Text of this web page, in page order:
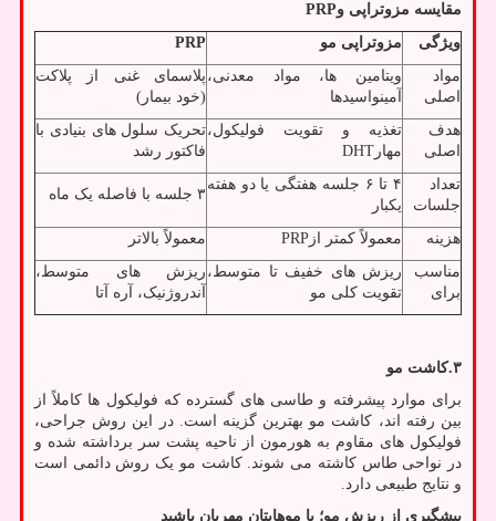
مقایسه مزوتراپی وPRP
ویژگی
مزوتراپی مو
PRP
مواد
اصلی
ویتامین ها، مواد معدنی،
آمینواسیدها
پلاسمای غنی از پلاکت
(خود بیمار)
هدف
اصلی
تغذیه و تقویت فولیکول،
مهار DHT
تحریک سلول های بنیادی با
فاکتور رشد
تعداد
جلسات
۴ تا ۶ جلسه هفتگی یا دو هفته
یکبار
۳ جلسه با فاصله یک ماه
هزینه معمولاً کمتر از PRP
معمولاً بالاتر
مناسب
برای
ریزش های خفیف تا متوسط،
تقویت کلی مو
ریزش های متوسط،
آندروژنیک، آره آتا
۳.کاشت مو
برای موارد پیشرفته و طاسی های گسترده که فولیکول ها کاملاً از
بین رفته اند، کاشت مو بهترین گزینه است. در این روش جراحی،
فولیکول های مقاوم به هورمون از ناحیه پشت سر برداشته شده و
در نواحی طاس کاشته می شوند. کاشت مو یک روش دائمی است
و نتایج طبیعی دارد.
پیشگیری از ریزش مو؛ با موهایتان مهربان باشید